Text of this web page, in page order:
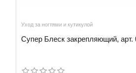
Уход за ногтями и кутикулой
Супер Блеск закрепляющий, арт.